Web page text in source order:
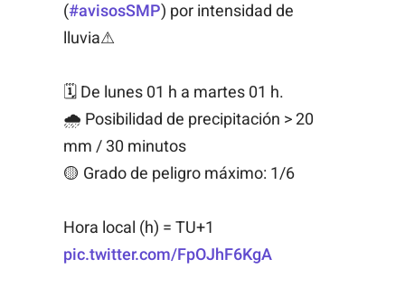
(#avisosSMP) por intensidad de
lluvia⚠
🗓 De lunes 01 h a martes 01 h.
🌧 Posibilidad de precipitación > 20
mm / 30 minutos
🟡 Grado de peligro máximo: 1/6
Hora local (h) = TU+1
pic.twitter.com/FpOJhF6KgA